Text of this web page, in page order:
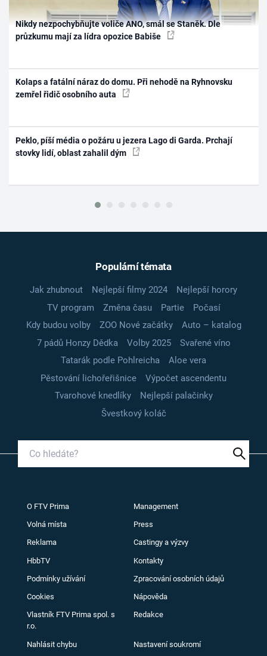
Nikdy nezpochybňujte voliče ANO, smál se Staněk. Dle
průzkumu mají za lídra opozice Babiše
Kolaps a fatální náraz do domu. Při nehodě na Ryhnovsku
zemřel řidič osobního auta
Peklo, píší média o požáru u jezera Lago di Garda. Prchají
stovky lidí, oblast zahalil dým
Populární témata
Jak zhubnout Nejlepší filmy 2024
Nejlepší horory
TV program
Změna času Partie
Počasí
Kdy budou volby
ZOO Nové začátky
Auto – katalog
7 pádů Honzy Dědka
Volby 2025
Svařené víno
Tatarák podle Pohlreicha
Aloe vera
Pěstování lichořeřišnice
Výpočet ascendentu
Tvarohové knedlíky
Nejlepší palačinky
Švestkový koláč
O FTV Prima Management
Volná místa Press
Reklama Castingy a výzvy
HbbTV Kontakty
Podmínky užívání Zpracování osobních údajů
Cookies Nápověda
Vlastník FTV Prima spol. s
r.o.
Redakce
Nahlásit chybu Nastavení soukromí